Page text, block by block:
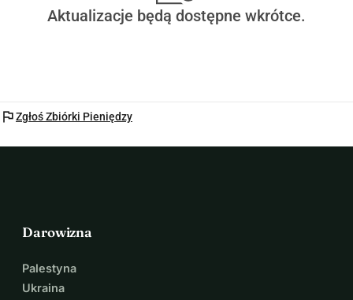
Aktualizacje będą dostępne wkrótce.
flagZgłoś Zbiórki Pieniędzy
Darowizna
Palestyna
Ukraina